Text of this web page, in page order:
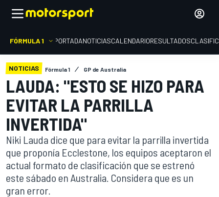
FÓRMULA 1 PORTADANOTICIASCALENDARIORESULTADOS
NOTICIAS Fórmula 1 GP de Australia
LAUDA: "ESTO SE HIZO PARA
EVITAR LA PARRILLA
INVERTIDA"
Niki Lauda dice que para evitar la parrilla invertida
que proponía Ecclestone, los equipos aceptaron el
actual formato de clasificación que se estrenó
este sábado en Australia. Considera que es un
gran error.